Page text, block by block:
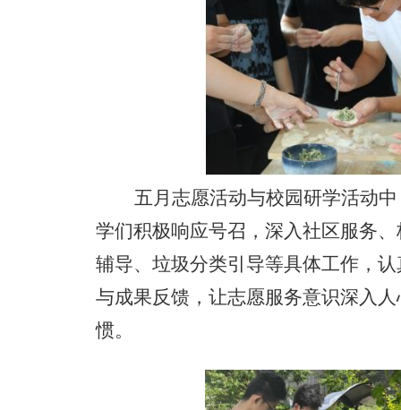
五月志愿活动与校园研学活动
学们积极响应号召，深入社区服务
辅导、垃圾分类引导等具体工作，
与成果反馈，让志愿服务意识深入
惯。